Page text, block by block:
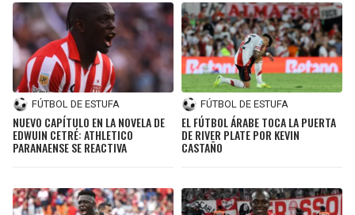
FÚTBOL DE ESTUFA
NUEVO CAPÍTULO EN LA NOVELA DE
EDWUIN CETRÉ: ATHLETICO
PARANAENSE SE REACTIVA
FÚTBOL DE ESTUFA
EL FÚTBOL ÁRABE TOCA LA PUERTA
DE RIVER PLATE POR KEVIN
CASTAÑO